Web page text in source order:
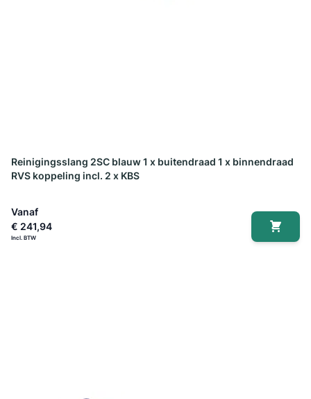
Reinigingsslang 2SC blauw 1 x buitendraad 1 x binnendraad
RVS koppeling incl. 2 x KBS
Vanaf
€ 241,94